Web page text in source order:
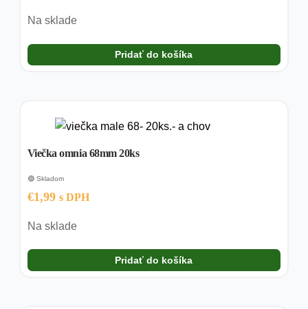
Na sklade
Pridať do košíka
Viečka omnia 68mm 20ks
🟢 Skladom
€1,99 s DPH
Na sklade
Pridať do košíka